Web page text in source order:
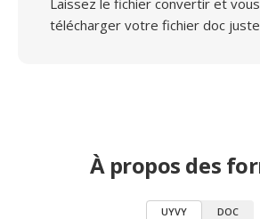
Laissez le fichier convertir et
télécharger votre fichier doc
À propos des
UYVY DOC